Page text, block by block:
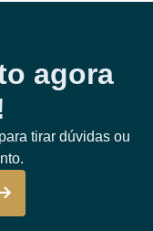
agora
tirar dúvidas ou